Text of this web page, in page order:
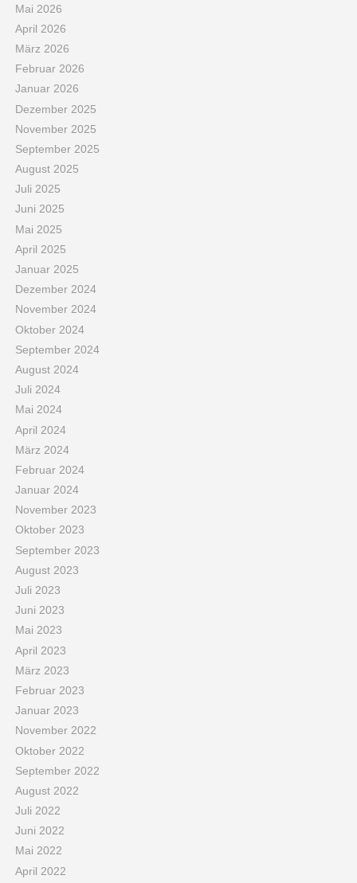
Mai 2026
April 2026
März 2026
Februar 2026
Januar 2026
Dezember 2025
November 2025
September 2025
August 2025
Juli 2025
Juni 2025
Mai 2025
April 2025
Januar 2025
Dezember 2024
November 2024
Oktober 2024
September 2024
August 2024
Juli 2024
Mai 2024
April 2024
März 2024
Februar 2024
Januar 2024
November 2023
Oktober 2023
September 2023
August 2023
Juli 2023
Juni 2023
Mai 2023
April 2023
März 2023
Februar 2023
Januar 2023
November 2022
Oktober 2022
September 2022
August 2022
Juli 2022
Juni 2022
Mai 2022
April 2022